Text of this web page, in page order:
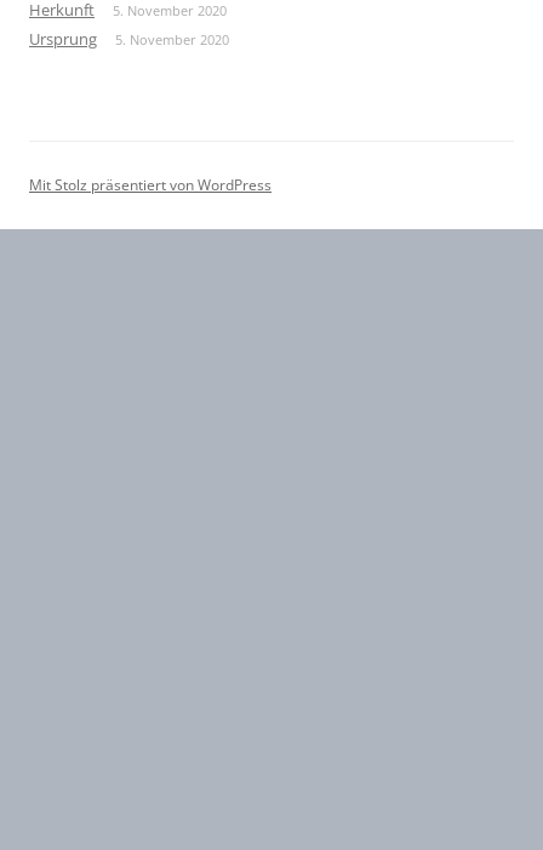
Herkunft 5. November 2020
Ursprung 5. November 2020
Mit Stolz präsentiert von WordPress